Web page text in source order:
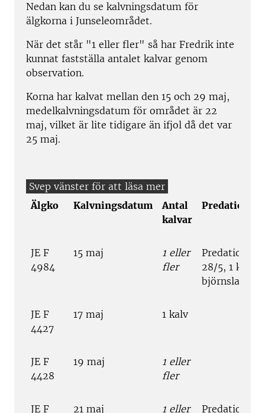
Nedan kan du se kalvningsdatum för
älgkorna i Junseleområdet.
När det står "1 eller fler" så har Fredrik inte
kunnat fastställa antalet kalvar genom
observation.
Korna har kalvat mellan den 15 och 29 maj,
medelkalvningsdatum för området är 22
maj, vilket är lite tidigare än ifjol då det var
25 maj.
Älgko Kalvningsdatum
Antal
kalvar
Predation
JE F
4984
15 maj
1 eller
fler
Predation
28/5, 1 kalv
björnslagen
JE F
4427
17 maj 1 kalv
JE F
4428
19 maj
1 eller
fler
JE F 21 maj 1 eller Predation